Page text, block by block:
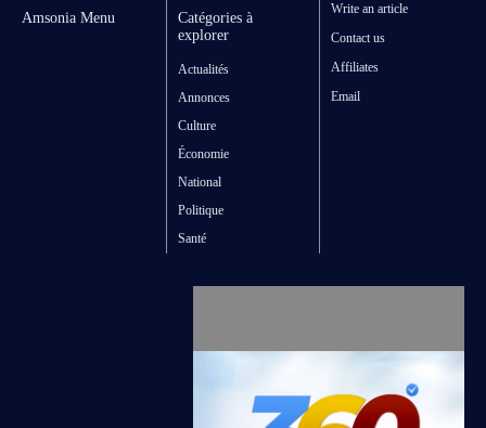
Amsonia Menu
Catégories à
explorer
Actualités
Annonces
Culture
Économie
National
Politique
Santé
Write an article
Contact us
Affiliates
Email